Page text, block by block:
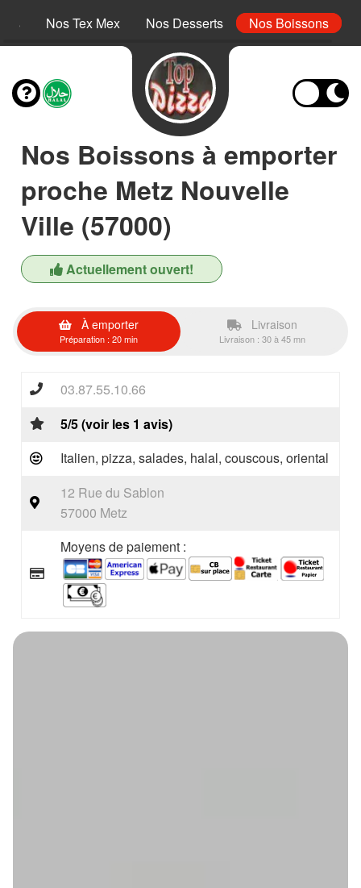
Nos Tex Mex Nos Desserts Nos Boissons
Nos Boissons à emporter
proche Metz Nouvelle
Ville (57000)
Actuellement ouvert!
À emporter
Préparation : 20 min
Livraison
Livraison : 30 à 45 mn
03.87.55.10.66
5/5 (voir les 1 avis)
Italien, pizza, salades, halal, couscous, oriental
12 Rue du Sablon
57000 Metz
Moyens de paiement :